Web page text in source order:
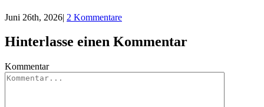
Juni 26th, 2026| 2 Kommentare
Hinterlasse einen Kommentar
Kommentar